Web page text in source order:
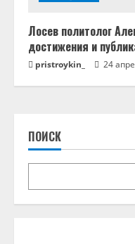
Лосев политолог
достижения и
pristroykin_ 24
ПОИСК